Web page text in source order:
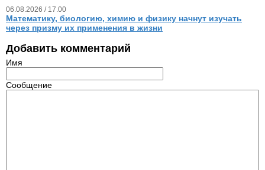
06.08.2026 / 17.00
Математику, биологию, химию и физику начнут изучать
через призму их применения в жизни
Добавить комментарий
Имя
Сообщение